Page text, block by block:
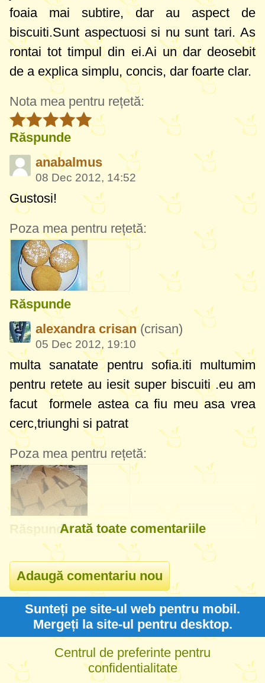
foaia mai subtire, dar au aspect de
biscuiti.Sunt aspectuosi si nu sunt tari. As
rontai tot timpul din ei.Ai un dar deosebit
de a explica simplu, concis, dar foarte clar.
Nota mea pentru rețetă:
Răspunde
anabalmus
08 Dec 2012, 14:52
Gustosi!
Poza mea pentru rețetă:
Răspunde
alexandra crisan(crisan)
05 Dec 2012, 19:10
multa sanatate pentru sofia.iti multumim
pentru retete au iesit super biscuiti .eu am
facut formele astea ca fiu meu asa vrea
cerc,triunghi si patrat
Poza mea pentru rețetă:
RăspundeArată toate comentariile
Sunteți pe site-ul web pentru mobil.
Mergeți la site-ul pentru desktop.
Centrul de preferinte pentru
confidentialitate